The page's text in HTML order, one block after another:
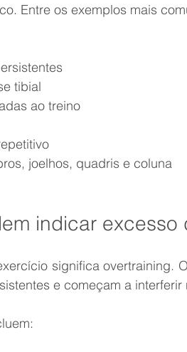
Entre os exemplos mais
tibial
ao treino
repetitivo
joelhos, quadris e coluna
indicar excesso
significa overtraining.
e começam a